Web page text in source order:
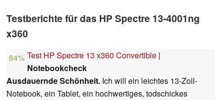
Testberichte für das HP Spectre 13-4001ng
x360
84% Test HP Spectre 13 x360 Convertible |
Notebookcheck
Ausdauernde Schönheit. Ich will ein leichtes 13-Zoll-
Notebook, ein Tablet, ein hochwertiges, todschickes